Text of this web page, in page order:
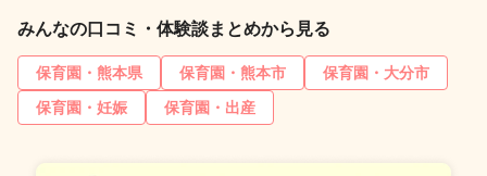
みんなの口コミ・体験談まとめから見る
保育園・熊本県 保育園・熊本市
保育園・大分市
保育園・妊娠
保育園・出産